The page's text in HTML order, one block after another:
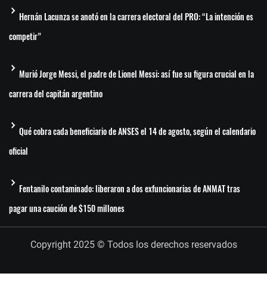
Hernán Lacunza se anotó en la carrera electoral del PRO: “La intención es
competir”
Murió Jorge Messi, el padre de Lionel Messi: así fue su figura crucial en la
carrera del capitán argentino
Qué cobra cada beneficiario de ANSES el 14 de agosto, según el calendario
oficial
Fentanilo contaminado: liberaron a dos exfuncionarias de ANMAT tras
pagar una caución de $150 millones
Copyright 2025 © Todos los derechos reservados